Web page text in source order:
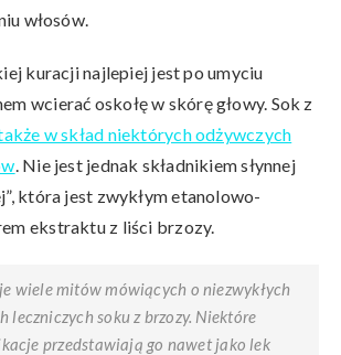
włosów.
kuracji najlepiej jest po umyciu
wcierać oskołę w skórę głowy. Sok z
w skład niektórych odżywczych
. Nie jest jednak składnikiem słynnej
która jest zwykłym etanolowo-
ekstraktu z liści brzozy.
wiele mitów mówiących o niezwykłych
leczniczych soku z brzozy. Niektóre
przedstawiają go nawet jako lek